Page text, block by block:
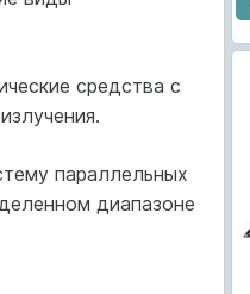
средства с
параллельных
диапазоне